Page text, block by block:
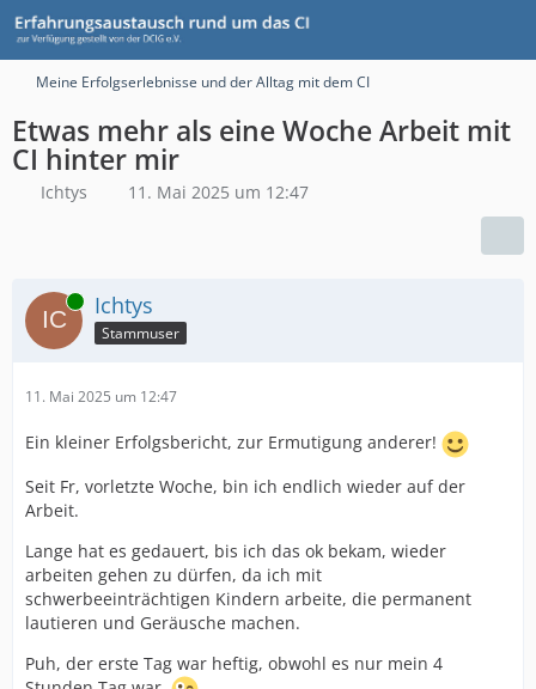
Meine Erfolgserlebnisse und der Alltag mit dem CI
Etwas mehr als eine Woche Arbeit mit
CI hinter mir
Ichtys 11. Mai 2025 um 12:47
Online Ichtys
Stammuser
11. Mai 2025 um 12:47
Ein kleiner Erfolgsbericht, zur Ermutigung anderer!
Seit Fr, vorletzte Woche, bin ich endlich wieder auf der
Arbeit.
Lange hat es gedauert, bis ich das ok bekam, wieder
arbeiten gehen zu dürfen, da ich mit
schwerbeeinträchtigen Kindern arbeite, die permanent
lautieren und Geräusche machen.
Puh, der erste Tag war heftig, obwohl es nur mein 4